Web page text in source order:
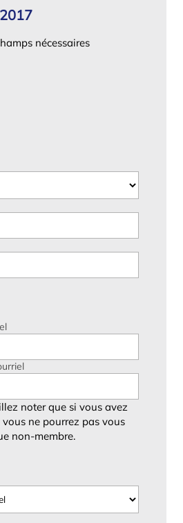
nécessaires
noter que si vous avez
vous ne pourrez pas vous
non-membre.